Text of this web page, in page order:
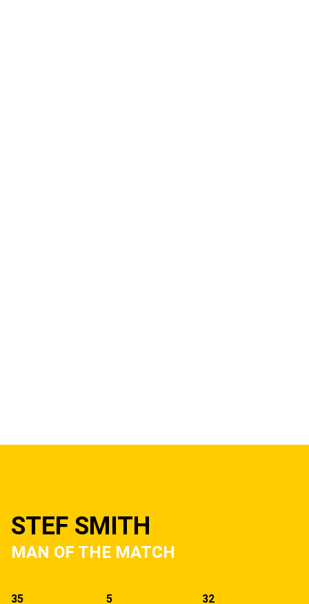
STEF SMITH
MAN OF THE MATCH
35 5 32